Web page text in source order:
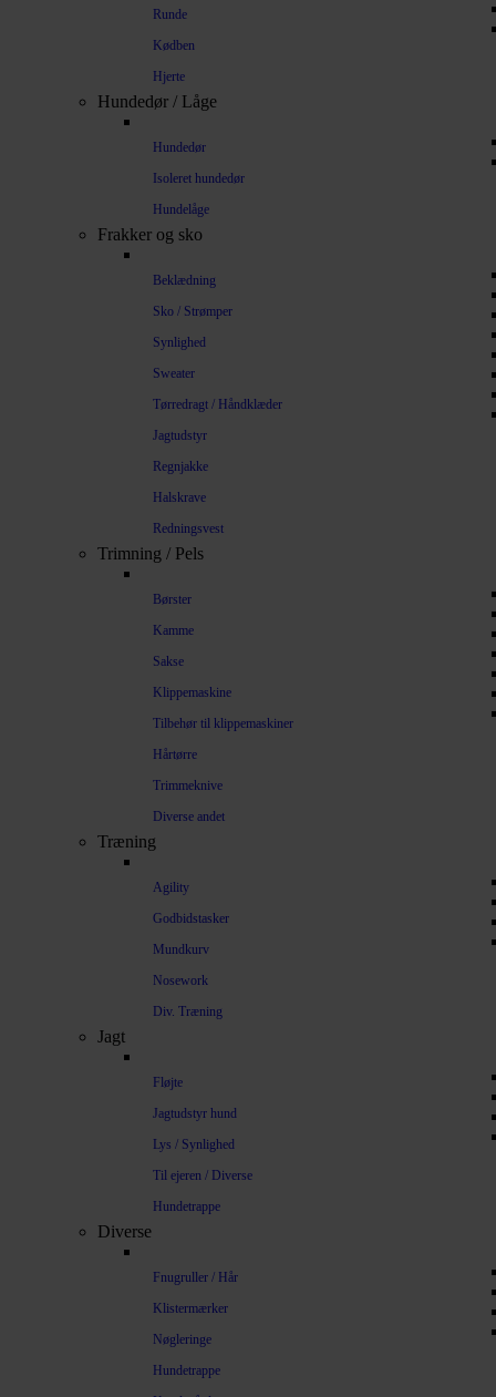
Runde
Kødben
Hjerte
Hundedør / Låge
Hundedør
Isoleret hundedør
Hundelåge
Frakker og sko
Beklædning
Sko / Strømper
Synlighed
Sweater
Tørredragt / Håndklæder
Jagtudstyr
Regnjakke
Halskrave
Redningsvest
Trimning / Pels
Børster
Kamme
Sakse
Klippemaskine
Tilbehør til klippemaskiner
Hårtørre
Trimmeknive
Diverse andet
Træning
Agility
Godbidstasker
Mundkurv
Nosework
Div. Træning
Jagt
Fløjte
Jagtudstyr hund
Lys / Synlighed
Til ejeren / Diverse
Hundetrappe
Diverse
Fnugruller / Hår
Klistermærker
Nøgleringe
Hundetrappe